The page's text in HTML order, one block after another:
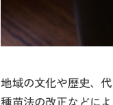
地域の文化や歴史、